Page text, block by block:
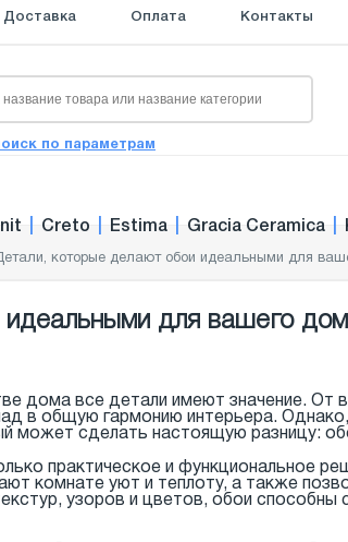
Доставка Оплата Контакты
по параметрам
Creto Estima Gracia Ceramica
которые делают обои идеальными для
для вашего
дома все детали имеют значение.
в общую гармонию интерьера.
может сделать настоящую разницу:
практическое и функциональное
комнате уют и теплоту, а также
узоров и цветов, обои